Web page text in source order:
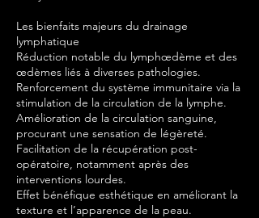
Les bienfaits majeurs du drainage
lymphatique
Réduction notable du lymphœdème et des
œdèmes liés à diverses pathologies.
Renforcement du système immunitaire via la
stimulation de la circulation de la lymphe.
Amélioration de la circulation sanguine,
procurant une sensation de légèreté.
Facilitation de la récupération post-
opératoire, notamment après des
interventions lourdes.
Effet bénéfique esthétique en améliorant la
texture et l’apparence de la peau.